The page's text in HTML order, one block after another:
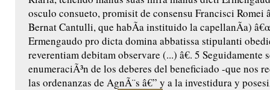
osculo consueto, promisit de consensu Francisci Romei
Bernat Cantulli, que habÃ­a instituido la capellanÃ­a)
Ermengaudo pro dicta domina abbatissa stipulanti
reverentiam debitam observare (...) â€. 5 Seguidamente
enumeraciÃ³n de los deberes del beneficiado -que nos
las ordenanzas de AgnÃ¨s â€” y a la investidura y